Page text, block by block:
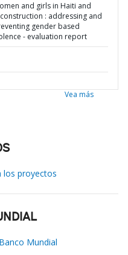
and girls in Haiti and
: addressing and
gender based
- evaluation report
Vea más
los proyectos
Mundial